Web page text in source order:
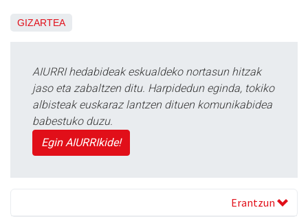
GIZARTEA
AIURRI hedabideak eskualdeko nortasun hitzak
jaso eta zabaltzen ditu. Harpidedun eginda, tokiko
albisteak euskaraz lantzen dituen komunikabidea
babestuko duzu.
Egin AIURRIkide!
Erantzun